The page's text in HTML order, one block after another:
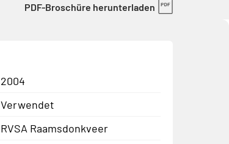
PDF-Broschüre herunterladen
2004
Verwendet
RVSA Raamsdonkveer